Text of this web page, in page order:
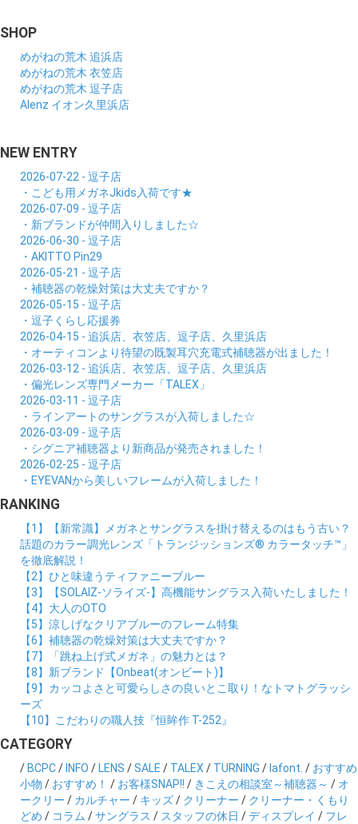
SHOP
めがねの荒木 追浜店
めがねの荒木 衣笠店
めがねの荒木 逗子店
Alenz イオン久里浜店
NEW ENTRY
2026-07-22 - 逗子店
・こども用メガネJkids入荷です★
2026-07-09 - 逗子店
・新ブランドが仲間入りしました☆
2026-06-30 - 逗子店
・AKITTO Pin29
2026-05-21 - 逗子店
・補聴器の乾燥対策は大丈夫ですか？
2026-05-15 - 逗子店
・逗子くらし応援券
2026-04-15 - 追浜店、衣笠店、逗子店、久里浜店
・オーティコンより待望の既製耳穴充電式補聴器が出ました！
2026-03-12 - 追浜店、衣笠店、逗子店、久里浜店
・偏光レンズ専門メーカー「TALEX」
2026-03-11 - 逗子店
・ラインアートのサングラスが入荷しました☆
2026-03-09 - 逗子店
・シグニア補聴器より新商品が発売されました！
2026-02-25 - 逗子店
・EYEVANから美しいフレームが入荷しました！
RANKING
【1】【新常識】メガネとサングラスを掛け替えるのはもう古い？
話題のカラー調光レンズ「トランジッションズ® カラータッチ™」
を徹底解説！
【2】ひと味違うティファニーブルー
【3】【SOLAIZ-ソライズ-】高機能サングラス入荷いたしました！
【4】大人のOTO
【5】涼しげなクリアブルーのフレーム特集
【6】補聴器の乾燥対策は大丈夫ですか？
【7】「跳ね上げ式メガネ」の魅力とは？
【8】新ブランド【Onbeat(オンビート)】
【9】カッコよさと可愛らしさの良いとこ取り！なトマトグラッシ
ーズ
【10】こだわりの職人技『恒眸作 T-252』
CATEGORY
/ BCPC/ INFO / LENS /SALE / TALEX/ TURNING / lafont. / おすすめ
小物 / おすすめ！ / お客様SNAP!! / きこえの相談室～補聴器～ / オ
ークリー / カルチャー / キッズ/ クリーナー / クリーナー・くもり
どめ / コラム /サングラス / スタッフの休日 /ディスプレイ / フレ